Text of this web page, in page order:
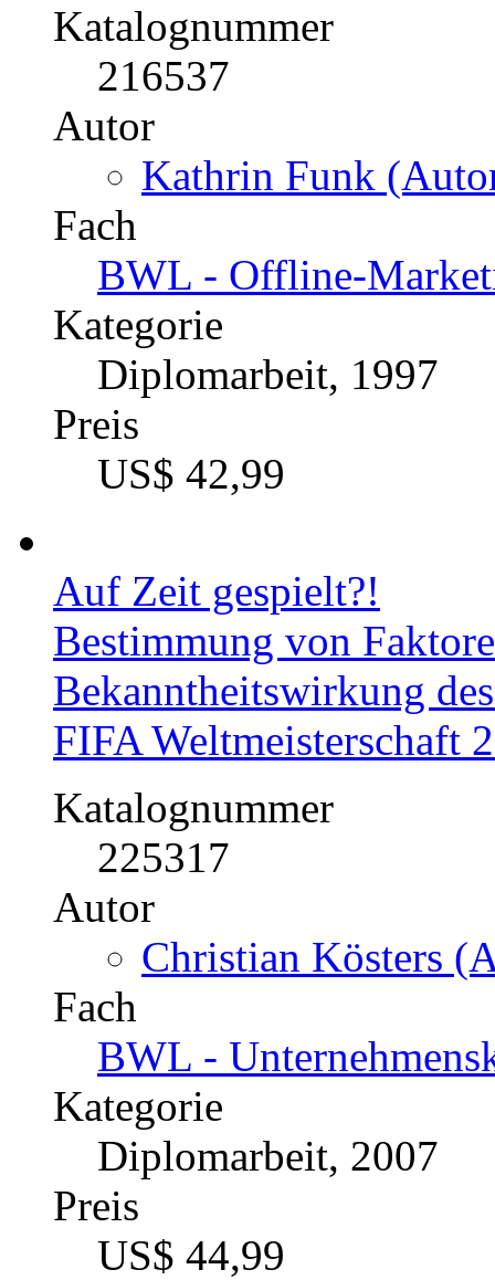
Katalognummer
216537
Autor
Kathrin Funk
Fach
BWL - Offline-
Kategorie
Diplomarbeit, 1997
Preis
US$ 42,99
Auf Zeit gespielt?!
Bestimmung von
Bekanntheitswirkung
FIFA Weltmeisterschaft
Katalognummer
225317
Autor
Christian Kösters
Fach
BWL -
Kategorie
Diplomarbeit, 2007
Preis
US$ 44,99